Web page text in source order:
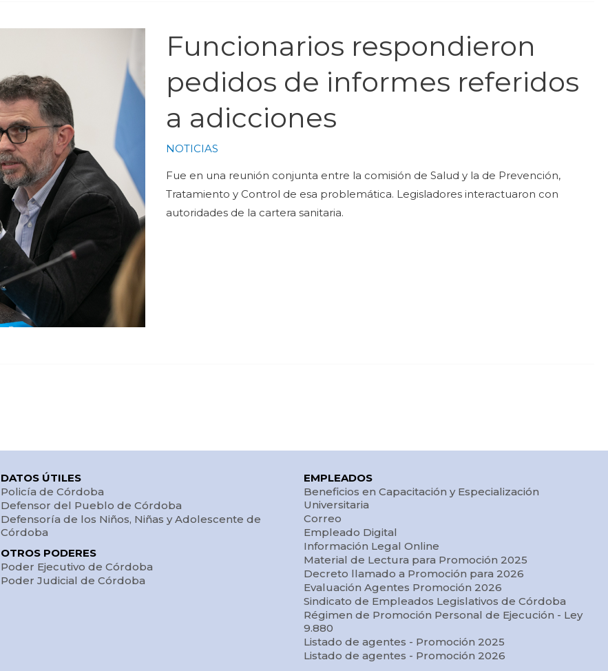
Funcionarios respondieron
pedidos de informes referidos
a adicciones
NOTICIAS
Fue en una reunión conjunta entre la comisión de Salud y la de Prevención,
Tratamiento y Control de esa problemática. Legisladores interactuaron con
autoridades de la cartera sanitaria.
DATOS ÚTILES
Policía de Córdoba
Defensor del Pueblo de Córdoba
Defensoría de los Niños, Niñas y Adolescente de
Córdoba
OTROS PODERES
Poder Ejecutivo de Córdoba
Poder Judicial de Córdoba
EMPLEADOS
Beneficios en Capacitación y Especialización
Universitaria
Correo
Empleado Digital
Información Legal Online
Material de Lectura para Promoción 2025
Decreto llamado a Promoción para 2026
Evaluación Agentes Promoción 2026
Sindicato de Empleados Legislativos de Córdoba
Régimen de Promoción Personal de Ejecución - Ley
9.880
Listado de agentes - Promoción 2025
Listado de agentes - Promoción 2026